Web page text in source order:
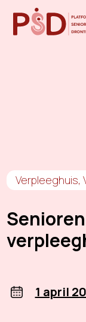
Verpleeghuis,
1 april